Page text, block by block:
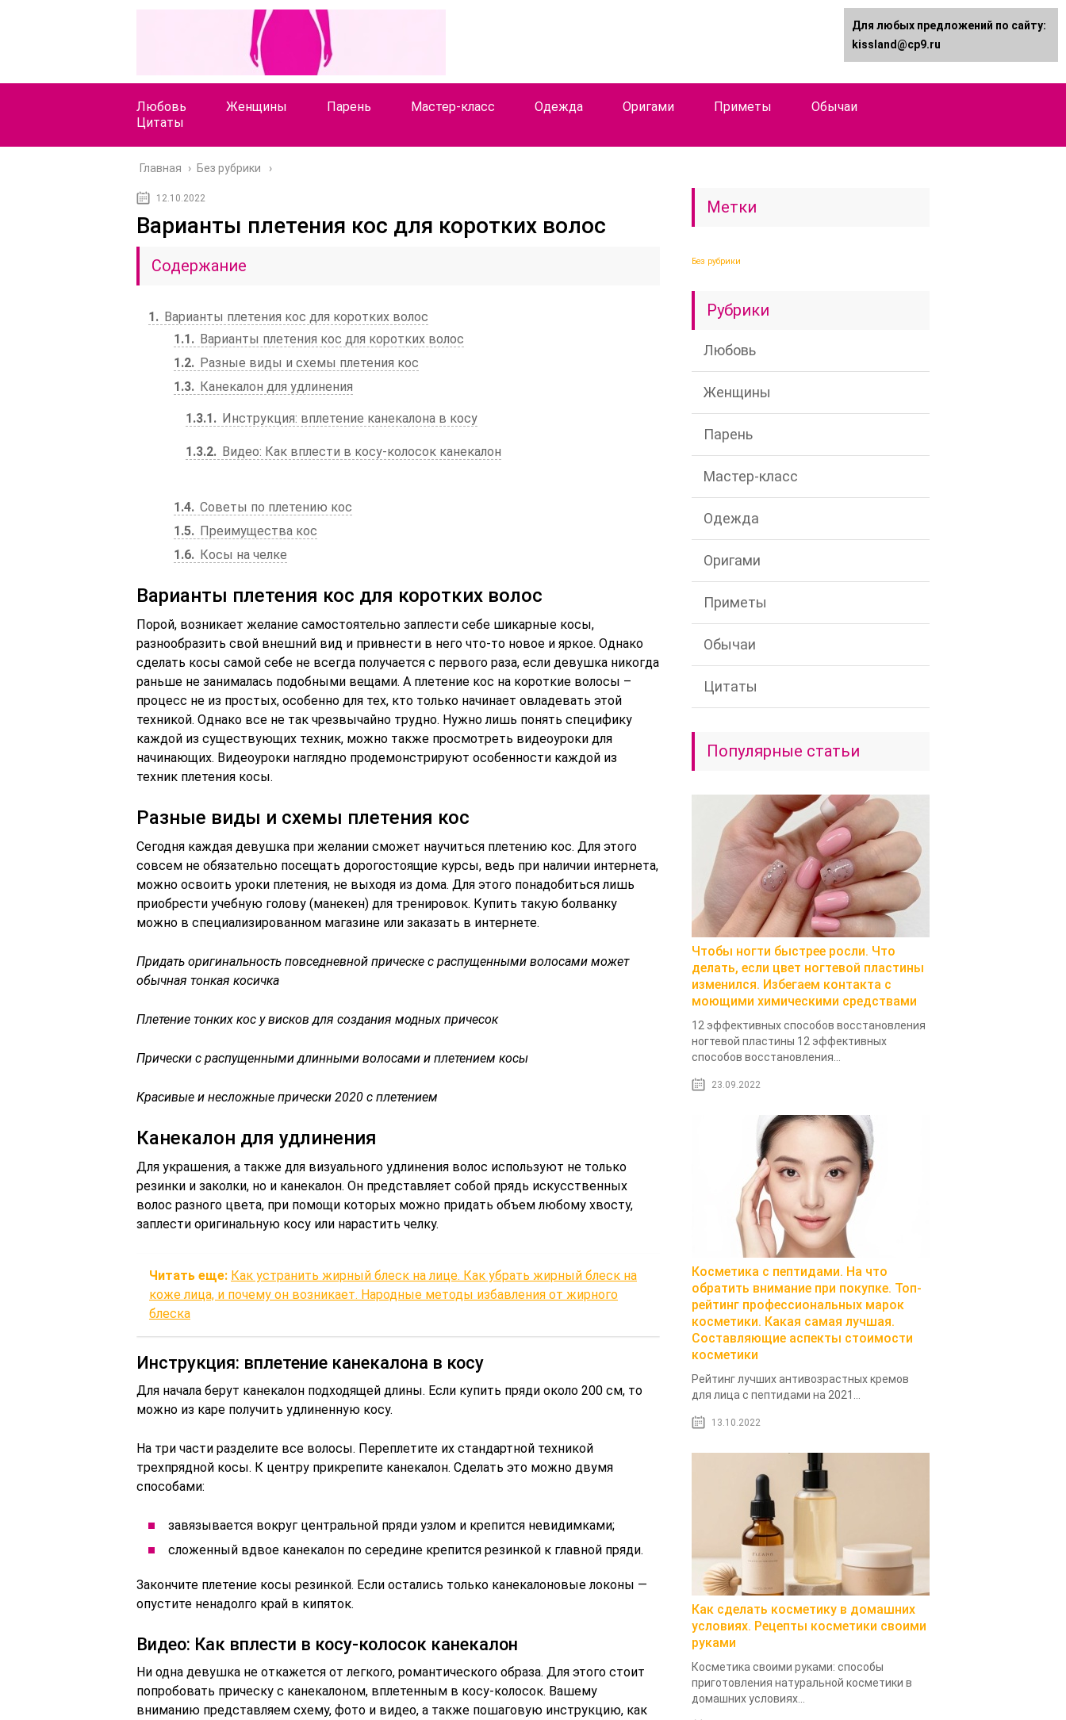
Любовь Женщины Парень Мастер-класс Одежда Оригами Приметы
Обычаи
Цитаты
Главная › Без рубрики
12.10.2022
Варианты плетения кос для коротких волос
Содержание
1
Варианты плетения кос для коротких волос
1.1
Варианты плетения кос для коротких волос
1.2
Разные виды и схемы плетения кос
1.3
Канекалон для удлинения
1.3.1 Инструкция: вплетение канекалона в косу
1.3.2 Видео: Как вплести в косу-колосок канекалон
1.4 Советы по плетению кос
1.5
Преимущества кос
1.6
Косы на челке
Варианты плетения кос для коротких волос
Порой, возникает желание самостоятельно заплести себе шикарные косы,
разнообразить свой внешний вид и привнести в него что-то новое и яркое. Однако
сделать косы самой себе не всегда получается с первого раза, если девушка никогда
раньше не занималась подобными вещами. А плетение кос на короткие волосы –
процесс не из простых, особенно для тех, кто только начинает овладевать этой
техникой. Однако все не так чрезвычайно трудно. Нужно лишь понять специфику
каждой из существующих техник, можно также просмотреть видеоуроки для
начинающих. Видеоуроки наглядно продемонстрируют особенности каждой из
техник плетения косы.
Разные виды и схемы плетения кос
Сегодня каждая девушка при желании сможет научиться плетению кос. Для этого
совсем не обязательно посещать дорогостоящие курсы, ведь при наличии интернета,
можно освоить уроки плетения, не выходя из дома. Для этого понадобиться лишь
приобрести учебную голову (манекен) для тренировок. Купить такую болванку
можно в специализированном магазине или заказать в интернете.
Придать оригинальность повседневной прическе с распущенными волосами может
обычная тонкая косичка
Плетение тонких кос у висков для создания модных причесок
Прически с распущенными длинными волосами и плетением косы
Красивые и несложные прически 2020 с плетением
Канекалон для удлинения
Для украшения, а также для визуального удлинения волос используют не только
резинки и заколки, но и канекалон. Он представляет собой прядь искусственных
волос разного цвета, при помощи которых можно придать объем любому хвосту,
заплести оригинальную косу или нарастить челку.
Читать еще: Как устранить жирный блеск на лице. Как убрать жирный блеск на
коже лица, и почему он возникает. Народные методы избавления от жирного
блеска
Инструкция: вплетение канекалона в косу
Для начала берут канекалон подходящей длины. Если купить пряди около 200 см, то
можно из каре получить удлиненную косу.
На три части разделите все волосы. Переплетите их стандартной техникой
трехпрядной косы. К центру прикрепите канекалон. Сделать это можно двумя
способами:
завязывается вокруг центральной пряди узлом и крепится невидимками;
сложенный вдвое канекалон по середине крепится резинкой к главной пряди.
Закончите плетение косы резинкой. Если остались только канекалоновые локоны —
опустите ненадолго край в кипяток.
Видео: Как вплести в косу-колосок канекалон
Ни одна девушка не откажется от легкого, романтического образа. Для этого стоит
попробовать прическу с канекалоном, вплетенным в косу-колосок. Вашему
вниманию представляем схему, фото и видео, а также пошаговую инструкцию, как
Метки
Без рубрики
Рубрики
Любовь
Женщины
Парень
Мастер-класс
Одежда
Оригами
Приметы
Обычаи
Цитаты
Популярные статьи
Чтобы ногти быстрее росли. Что
делать, если цвет ногтевой пластины
изменился. Избегаем контакта с
моющими химическими средствами
12 эффективных способов восстановления
ногтевой пластины 12 эффективных
способов восстановления...
23.09.2022
Косметика с пептидами. На что
обратить внимание при покупке. Топ-
рейтинг профессиональных марок
косметики. Какая самая лучшая.
Составляющие аспекты стоимости
косметики
Рейтинг лучших антивозрастных кремов
для лица с пептидами на 2021...
13.10.2022
Как сделать косметику в домашних
условиях. Рецепты косметики своими
руками
Косметика своими руками: способы
приготовления натуральной косметики в
домашних условиях...
Для любых предложений по сайту:
kissland@cp9.ru